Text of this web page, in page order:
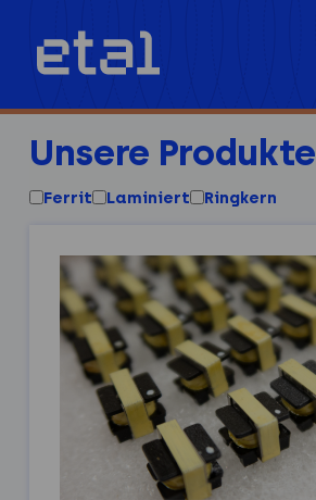
Unsere Produkte
Ferrit Laminiert Ringkern